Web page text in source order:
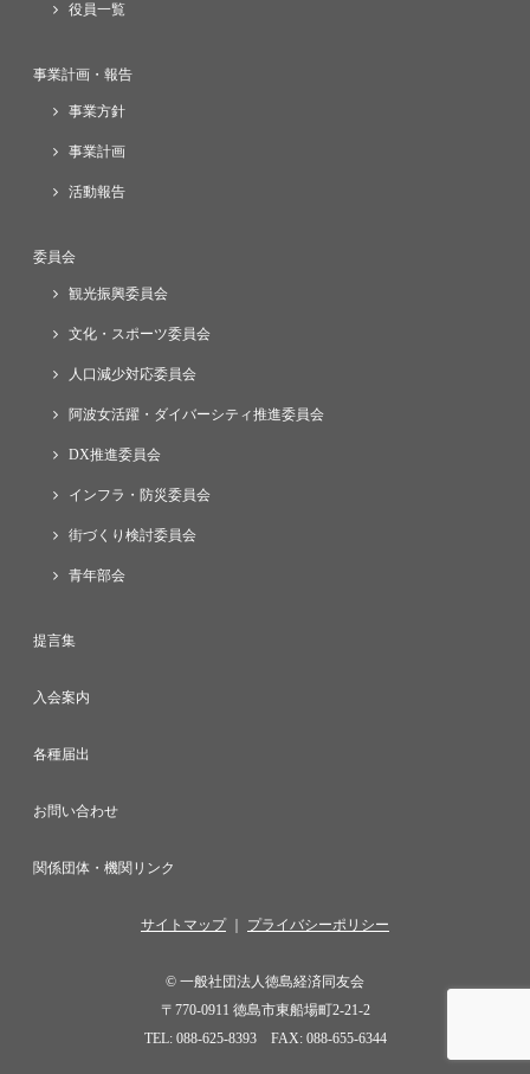
役員一覧
事業計画・報告
事業方針
事業計画
活動報告
委員会
観光振興委員会
文化・スポーツ委員会
人口減少対応委員会
阿波女活躍・ダイバーシティ推進委員会
DX推進委員会
インフラ・防災委員会
街づくり検討委員会
青年部会
提言集
入会案内
各種届出
お問い合わせ
関係団体・機関リンク
サイトマップ｜ プライバシーポリシー
© 一般社団法人徳島経済同友会
〒770-0911 徳島市東船場町2-21-2
TEL: 088-625-8393FAX: 088-655-6344